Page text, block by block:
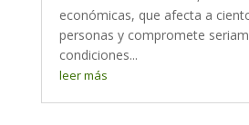
económicas, que afecta a
personas y compromete
condiciones...
leer más